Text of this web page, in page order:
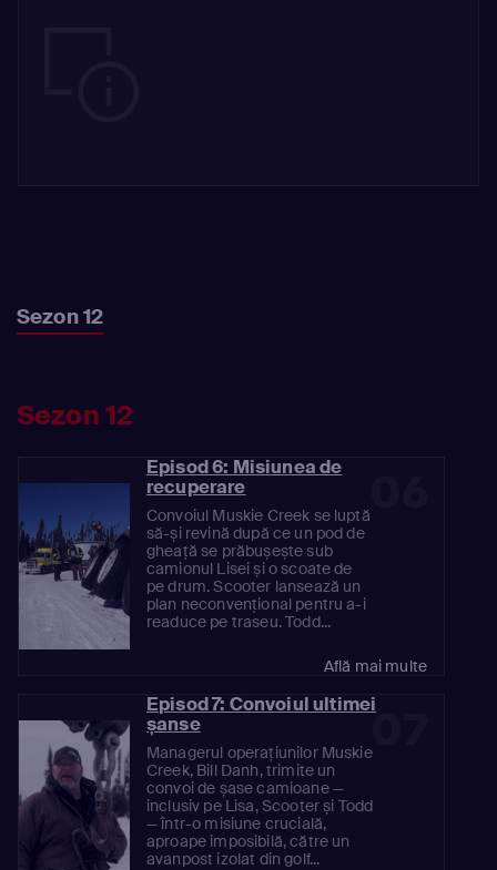
Sezon 12
Sezon 12
Episod 6: Misiunea de
recuperare
Convoiul Muskie Creek se luptă
să-și revină după ce un pod de
gheață se prăbușește sub
camionul Lisei și o scoate de
pe drum. Scooter lansează un
plan neconvențional pentru a-i
readuce pe traseu. Todd...
Află mai multe
07
Episod 7: Convoiul ultimei
șanse
Managerul operațiunilor Muskie
Creek, Bill Danh, trimite un
convoi de șase camioane —
inclusiv pe Lisa, Scooter și Todd
— într-o misiune crucială,
aproape imposibilă, către un
avanpost izolat din golf...